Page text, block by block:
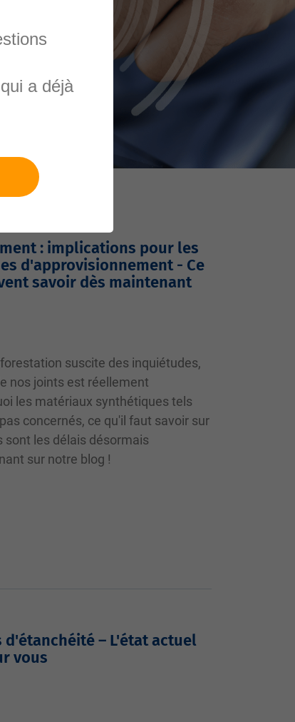
: implications pour les
d'approvisionnement - Ce
savoir dès maintenant
suscite des inquiétudes,
nos joints est réellement
les matériaux synthétiques tels
concernés, ce qu'il faut savoir sur
sont les délais désormais
sur notre blog !
d'étanchéité – L'état actuel
vous
a déjà